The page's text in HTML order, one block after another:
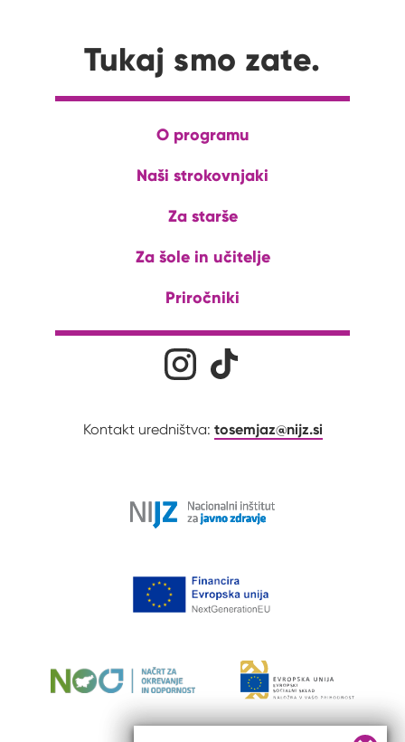
Tukaj smo zate.
O programu
Naši strokovnjaki
Za starše
Za šole in učitelje
Priročniki
Družabna omrežjaNa naš Instagram profil
Kontakt uredništva: tosemjaz@nijz.si